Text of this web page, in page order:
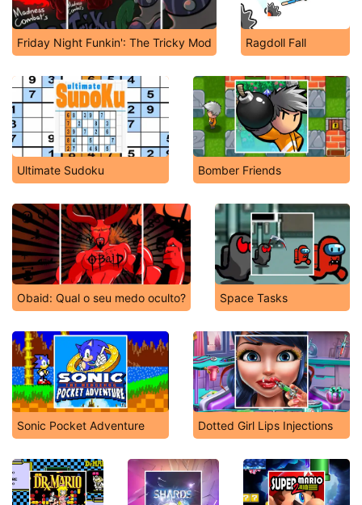
Friday Night Funkin': The Tricky Mod Ragdoll Fall
Ultimate Sudoku Bomber Friends
Obaid: Qual o seu medo oculto? Space Tasks
Sonic Pocket Adventure Dotted Girl Lips Injections